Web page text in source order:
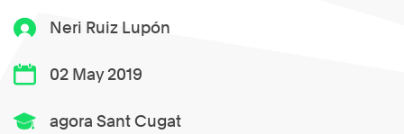
Neri Ruiz Lupón
02 May 2019
agora Sant Cugat